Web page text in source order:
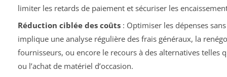
limiter les retards de paiement et sécuriser les
Réduction ciblée des coûts: Optimiser les dépenses
implique une analyse régulière des frais généraux, la
fournisseurs, ou encore le recours à des alternatives telles
ou l’achat de matériel d’occasion.